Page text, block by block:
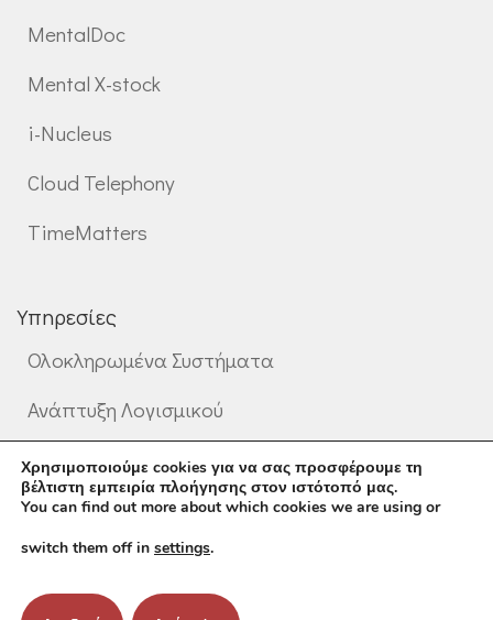
MentalDoc
Mental X-stock
i-Nucleus
Cloud Telephony
TimeMatters
Υπηρεσίες
Ολοκληρωμένα Συστήματα
Ανάπτυξη Λογισμικού
Επαγγελματικές Υπηρεσίες
©2026 Mental Informatics
Χρησιμοποιούμε cookies για να σας προσφέρουμε τη
βέλτιστη εμπειρία πλοήγησης στον ιστότοπό μας.
You can find out more about which cookies we are using or
switch them off in settings.